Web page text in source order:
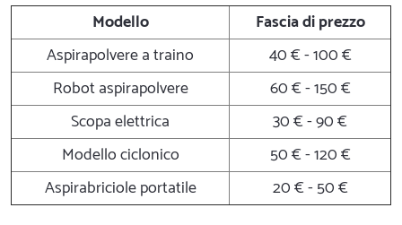
Modello
Fascia di prezzo
Aspirapolvere a traino
40 € - 100 €
Robot aspirapolvere
60 € - 150 €
Scopa elettrica
30 € - 90 €
Modello ciclonico
50 € - 120 €
Aspirabriciole portatile
20 € - 50 €